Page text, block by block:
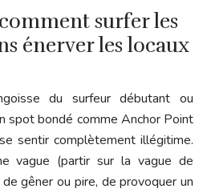
surfer les
énerver les locaux
du surfeur débutant ou
spot bondé comme Anchor Point
sentir complètement illégitime.
vague (partir sur la vague de
gêner ou pire, de provoquer un